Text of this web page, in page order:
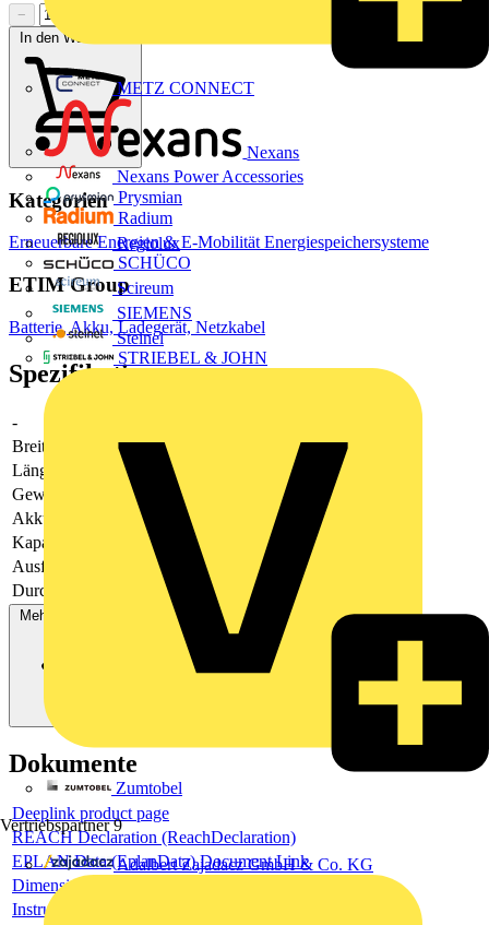
METZ CONNECT
Nexans
Nexans Power Accessories
Prysmian
Radium
Regiolux
SCHÜCO
Scireum
SIEMENS
Steinel
STRIEBEL & JOHN
Zumtobel
Vertriebspartner 9
Adalbert Zajadacz GmbH & Co. KG
−
In den Warenkorb
Kategorien
Erneuerbare Energien & E-Mobilität Energiespeichersysteme
ETIM Group
Batterie, Akku, Ladegerät, Netzkabel
Spezifikationen
-
Breite
144
Länge
64.5
Gewicht
761
Akkupack
Kapazität
Ausführung
Durchmesser
Mehr anzeigen
Dokumente
Deeplink product page
REACH Declaration (ReachDeclaration)
EPLAN Data (EplanData) Document Link
Dimensioned drawing
Instructions and Manuals (InsMan)